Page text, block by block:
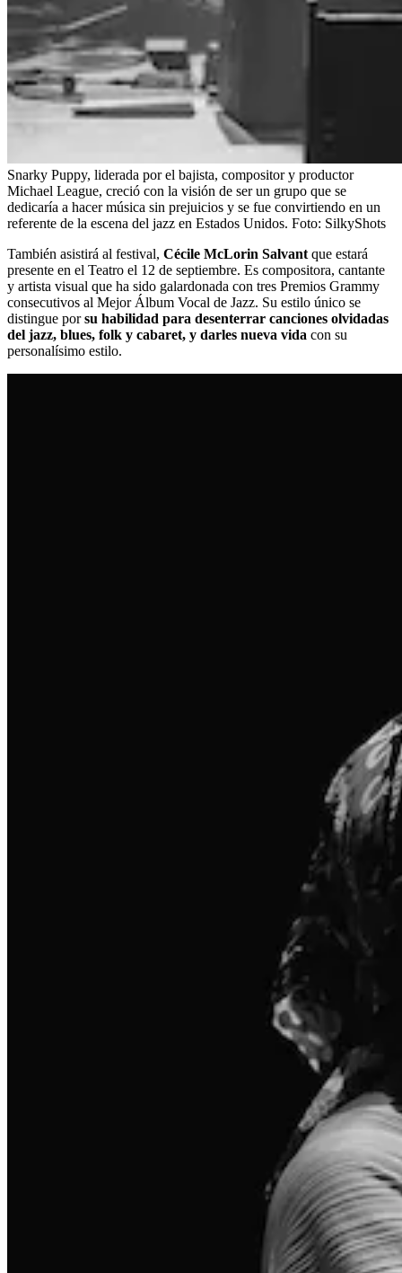
Snarky Puppy, liderada por el bajista, compositor y productor
Michael League, creció con la visión de ser un grupo que se
dedicaría a hacer música sin prejuicios y se fue convirtiendo en un
referente de la escena del jazz en Estados Unidos. Foto: SilkyShots
También asistirá al festival, Cécile McLorin Salvant que estará
presente en el Teatro el 12 de septiembre. Es compositora, cantante
y artista visual que ha sido galardonada con tres Premios Grammy
consecutivos al Mejor Álbum Vocal de Jazz. Su estilo único se
distingue porsu habilidad para desenterrar canciones olvidadas
del jazz, blues, folk y cabaret, y darles nueva vida con su
personalísimo estilo.